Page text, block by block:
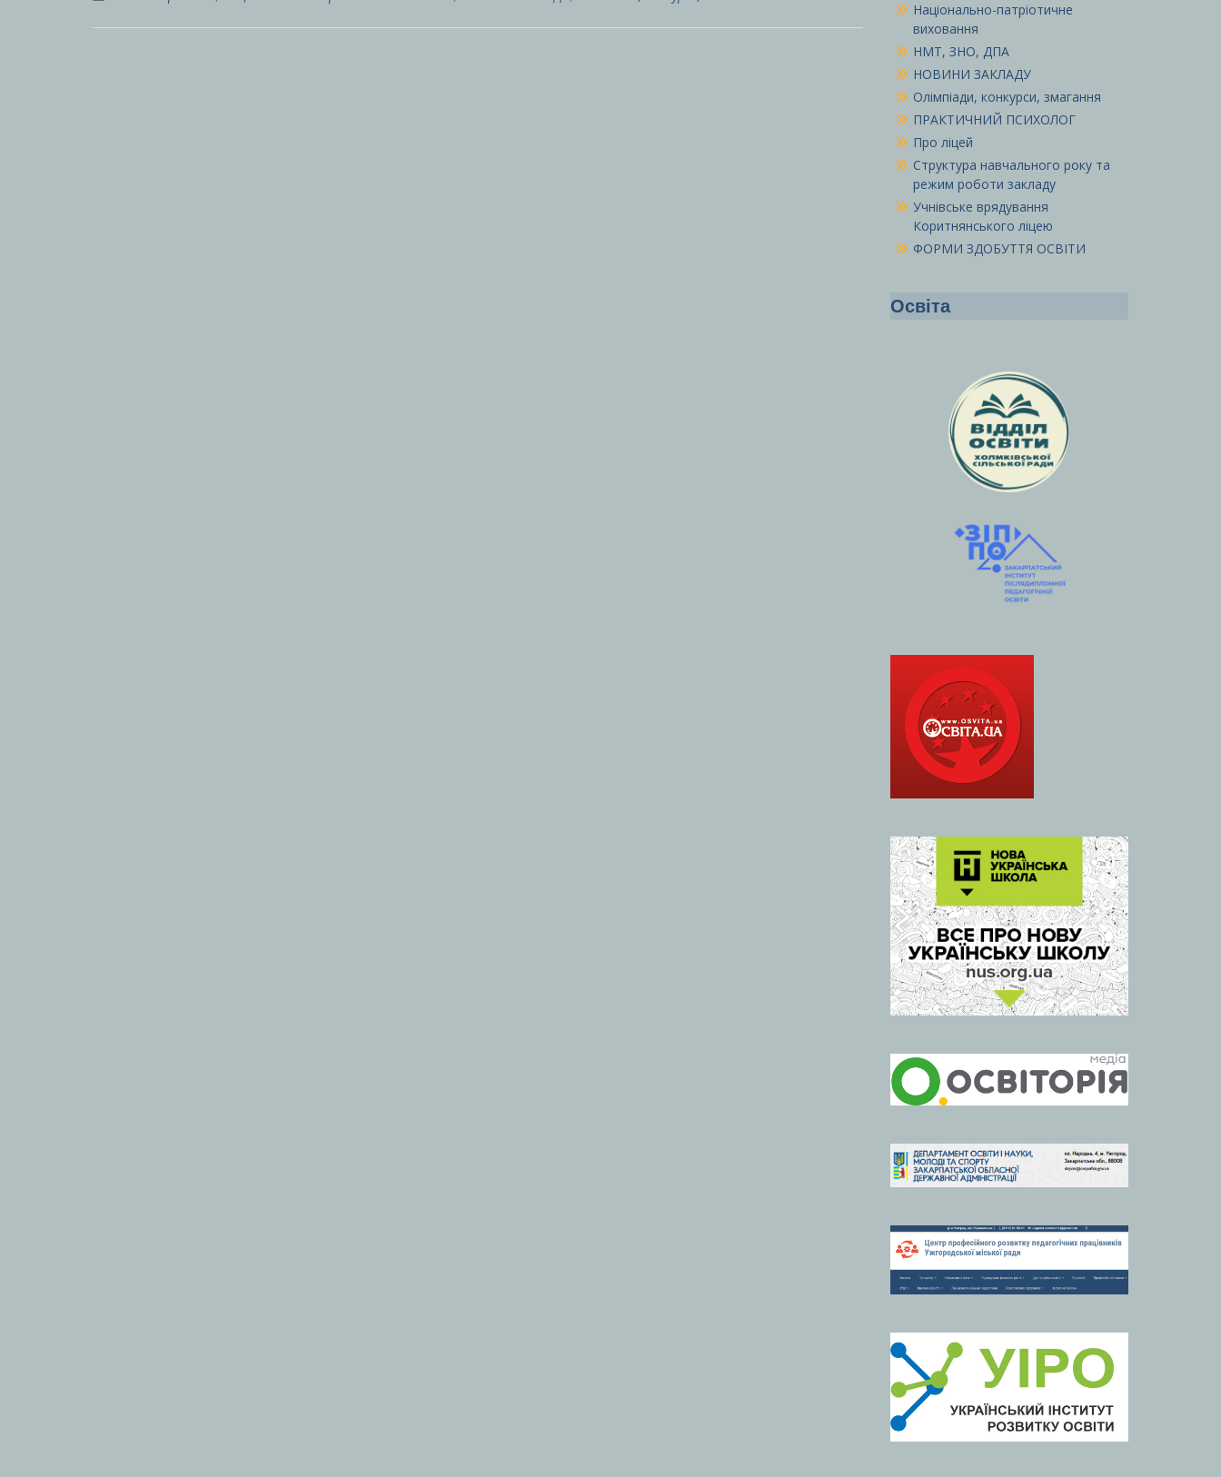
Національно-патріотичне
виховання
НМТ, ЗНО, ДПА
НОВИНИ ЗАКЛАДУ
Олімпіади, конкурси, змагання
ПРАКТИЧНИЙ ПСИХОЛОГ
Про ліцей
Структура навчального року та
режим роботи закладу
Учнівське врядування
Коритнянського ліцею
ФОРМИ ЗДОБУТТЯ ОСВІТИ
Освіта